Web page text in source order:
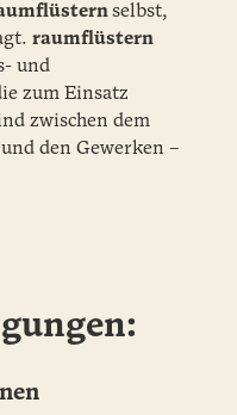
selbst,
raumflüstern
und
zum Einsatz
zwischen dem
den Gewerken –